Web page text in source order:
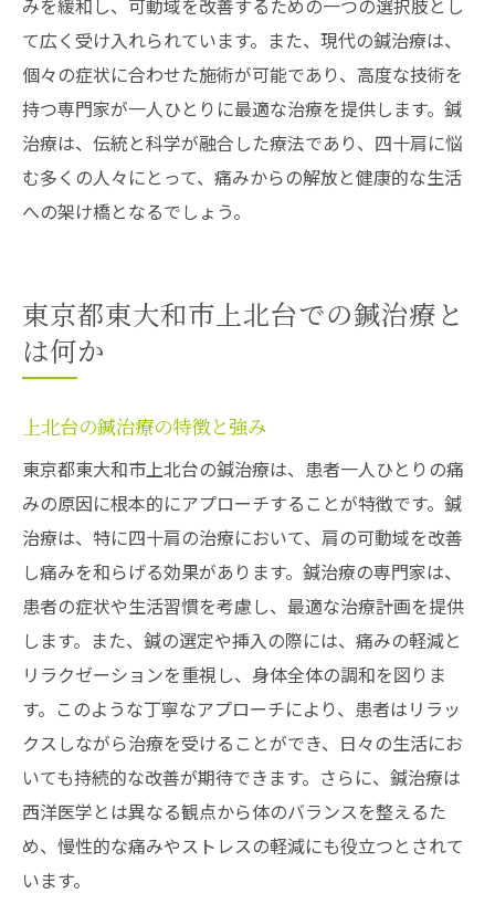
みを緩和し、可動域を改善するための一つの選択肢とし
て広く受け入れられています。また、現代の鍼治療は、
個々の症状に合わせた施術が可能であり、高度な技術を
持つ専門家が一人ひとりに最適な治療を提供します。鍼
治療は、伝統と科学が融合した療法であり、四十肩に悩
む多くの人々にとって、痛みからの解放と健康的な生活
への架け橋となるでしょう。
東京都東大和市上北台での鍼治療と
は何か
上北台の鍼治療の特徴と強み
東京都東大和市上北台の鍼治療は、患者一人ひとりの痛
みの原因に根本的にアプローチすることが特徴です。鍼
治療は、特に四十肩の治療において、肩の可動域を改善
し痛みを和らげる効果があります。鍼治療の専門家は、
患者の症状や生活習慣を考慮し、最適な治療計画を提供
します。また、鍼の選定や挿入の際には、痛みの軽減と
リラクゼーションを重視し、身体全体の調和を図りま
す。このような丁寧なアプローチにより、患者はリラッ
クスしながら治療を受けることができ、日々の生活にお
いても持続的な改善が期待できます。さらに、鍼治療は
西洋医学とは異なる観点から体のバランスを整えるた
め、慢性的な痛みやストレスの軽減にも役立つとされて
います。